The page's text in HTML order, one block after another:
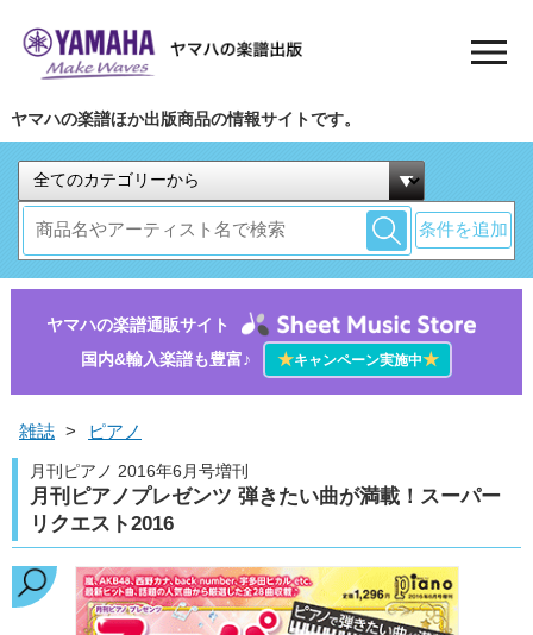
ヤマハの楽譜ほか出版商品の情報サイトです。
条件を追加
ヤマハの楽譜通販サイト
国内&輸入楽譜も豊富♪
★キャンペーン実施中★
雑誌 > ピアノ
月刊ピアノ 2016年6月号増刊
月刊ピアノプレゼンツ 弾きたい曲が満載！スーパー
リクエスト2016